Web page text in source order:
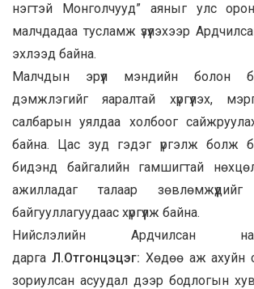
нэгтэй Монголчууд” аяныг улс
малчдадаа тусламж үзүүлэхээр
эхлээд байна.
Малчдын эрүүл мэндийн болон
дэмжлэгийг яаралтай хүргүүлэх,
салбарын уялдаа холбоог
байна. Цас зуд гэдэг үргэлж болж
бидэнд байгалийн гамшигтай
ажилладаг талаар
байгууллагуудаас хүргүүлж байна.
Нийслэлийн Ардчилсан
дарга Л.Отгонцэцэг: Хөдөө аж ахуйн
зориулсан асуудал дээр бодлогын